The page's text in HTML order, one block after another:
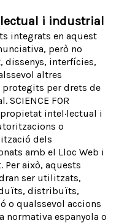
i industrial
integrats en aquest
però no
interfícies,
altres
per drets de
FOR
intel·lectual i
o
dels
amb el Lloc Web i
Per això, aquests
ser utilitzats,
distribuïts,
o qualssevol accions
normativa espanyola o